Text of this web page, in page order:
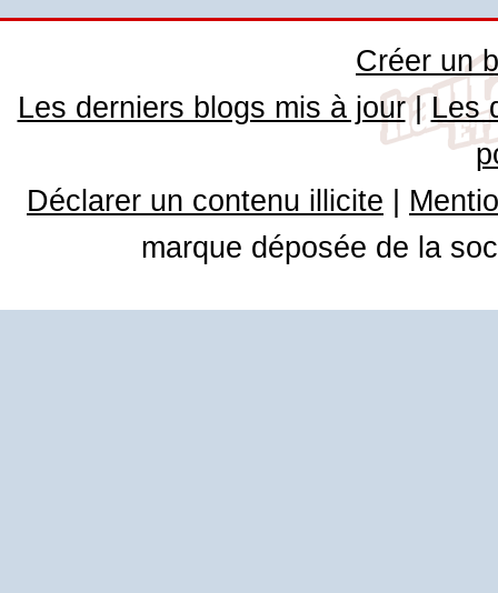
Créer un
Les derniers blogs mis à jour| Les
Déclarer un contenu illicite
marque déposée de la